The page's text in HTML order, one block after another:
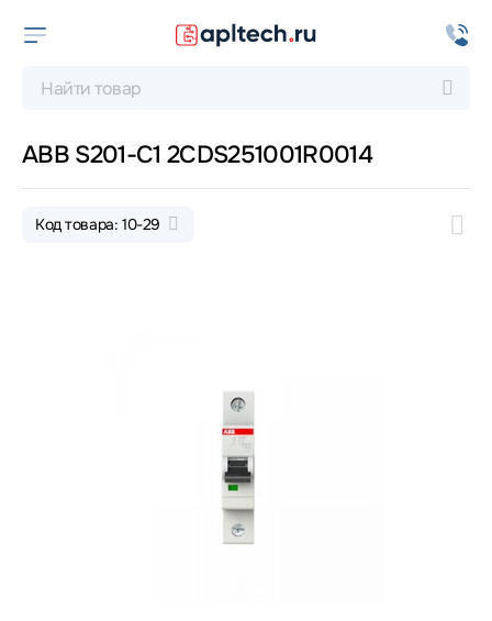
ABB S201-C1 2CDS251001R0014
Код товара: 10-29